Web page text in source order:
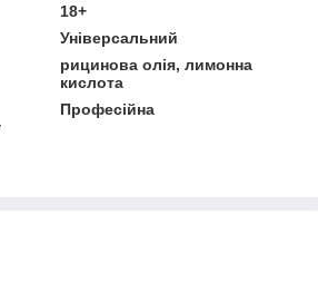
18+
Універсальний
рицинова олія, лимонна
кислота
Професійна